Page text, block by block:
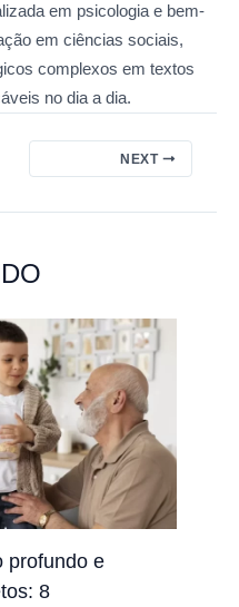
em psicologia e bem-
em ciências sociais,
complexos em textos
no dia a dia.
NEXT
profundo e
8